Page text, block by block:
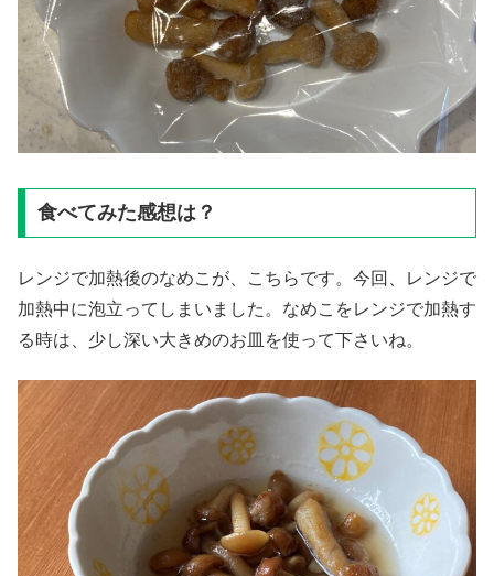
食べてみた感想は？
レンジで加熱後のなめこが、こちらです。今回、レンジで
加熱中に泡立ってしまいました。なめこをレンジで加熱す
る時は、少し深い大きめのお皿を使って下さいね。